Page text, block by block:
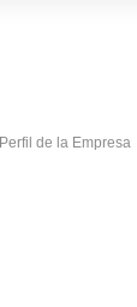
Perfil de la Empresa